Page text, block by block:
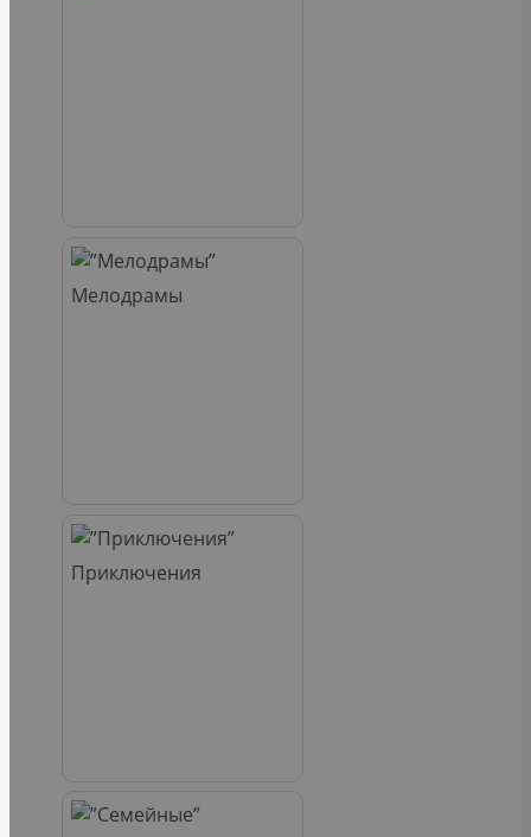
Мелодрамы
Приключения